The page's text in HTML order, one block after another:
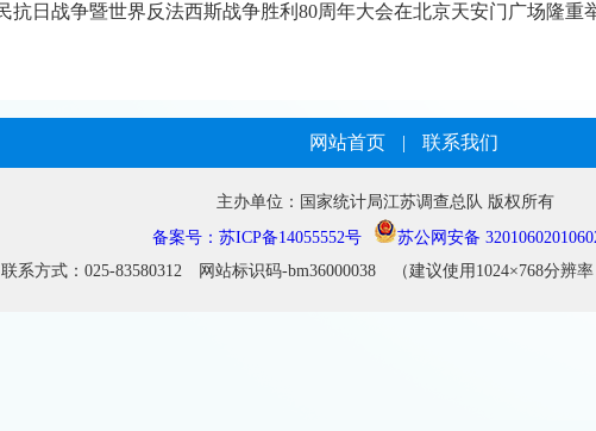
抗日战争暨世界反法西斯战争胜利80周年大会在北京天安门广场隆重